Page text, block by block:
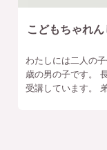
こどもちゃれん
わたしには二人の
歳の男の子です。
受講しています。